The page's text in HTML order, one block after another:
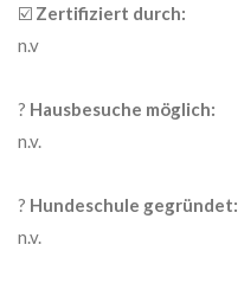
☑️ Zertifiziert durch:
n.v
? Hausbesuche möglich:
n.v.
? Hundeschule gegründet:
n.v.